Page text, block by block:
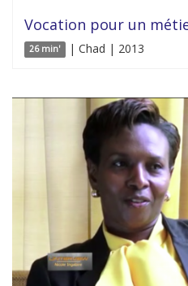
Vocation pour un
26 min' | Chad | 2013